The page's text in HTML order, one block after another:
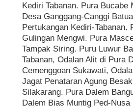
Kediri Tabanan. Pura Bucabe
Desa Ganggang-Canggi
Pertukangan Kediri-Tabanan.
Gulingan Mengwi. Pura
Tampak Siring. Puru Luwur
Tabanan, Odalan Alit di Pura
Cemenggoan Sukawati,
Jagat Penataran Agung
Silakarang. Pura Dalem
Dalem Bias Muntig Ped-Nusa